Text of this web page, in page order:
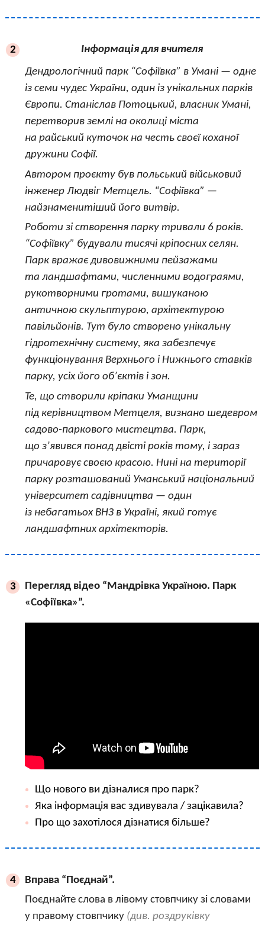
2
Інформація для вчителя
Дендрологічний парк “Софіївка” в Умані — одне
із семи чудес України, один із унікальних парків
Європи. Станіслав Потоцький, власник Умані,
перетворив землі на околиці міста
на райський куточок на честь своєї коханої
дружини Софії.
Автором проєкту був польський військовий
інженер Людвіг Метцель. “Софіївка” —
найзнаменитіший його витвір.
Роботи зі створення парку тривали 6 років.
“Софіївку” будували тисячі кріпосних селян.
Парк вражає дивовижними пейзажами
та ландшафтами, численними водограями,
рукотворними гротами, вишуканою
античною скульптурою, архітектурою
павільйонів. Тут було створено унікальну
гідротехнічну систему, яка забезпечує
функціонування Верхнього і Нижнього ставків
парку, усіх його об’єктів і зон.
Те, що створили кріпаки Уманщини
під керівництвом Метцеля, визнано шедевром
садово-паркового мистецтва. Парк,
що з’явився понад двісті років тому, і зараз
причаровує своєю красою. Нині на території
парку розташований Уманський національний
університет садівництва — один
із небагатьох ВНЗ в Україні, який готує
ландшафтних архітекторів.
3
Перегляд відео “Мандрівка Україною. Парк
«Софіївка»”.
Що нового ви дізналися про парк?
Яка інформація вас здивувала / зацікавила?
Про що захотілося дізнатися більше?
4
Вправа “Поєднай”.
Поєднайте слова в лівому стовпчику зі словами
у правому стовпчику (див. роздруківку